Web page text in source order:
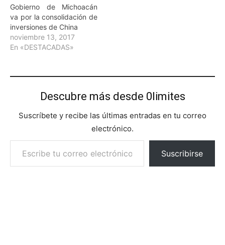
Gobierno de Michoacán
va por la consolidación de
inversiones de China
noviembre 13, 2017
En «DESTACADAS»
Descubre más desde 0limites
Suscríbete y recibe las últimas entradas en tu correo
electrónico.
Escribe tu correo electrónico…
Suscribirse